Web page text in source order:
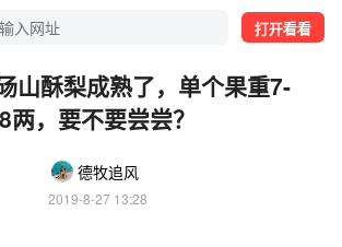
打开看看
山酥梨成熟了，单个果重7-
8两，要不要尝尝？
德牧追风
2019-8-27 13:28